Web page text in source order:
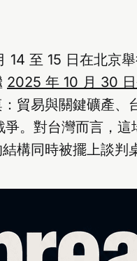
14 至 15 日在北京
2025 年 10 月 30
貿易與關鍵礦產
。對台灣而言，
構同時被擺上談判